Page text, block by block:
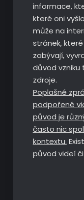
informace,
které oni
může na
stránek,
zabývají,
důvod vzniku
zdroje.
Poplašné
podpořené
původ je
často nic
kontextu.
původ videí